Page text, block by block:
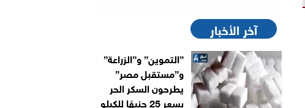
آخر الأخبار
”التموين” و”الزراعة”
و”مستقبل مصر”
يطرحون السكر الحر
بسعر 25 جنيهًا للكيلو